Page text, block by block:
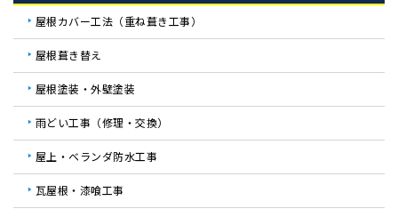
屋根カバー工法（重ね葺き工事）
屋根葺き替え
屋根塗装・外壁塗装
雨どい工事（修理・交換）
屋上・ベランダ防水工事
瓦屋根・漆喰工事